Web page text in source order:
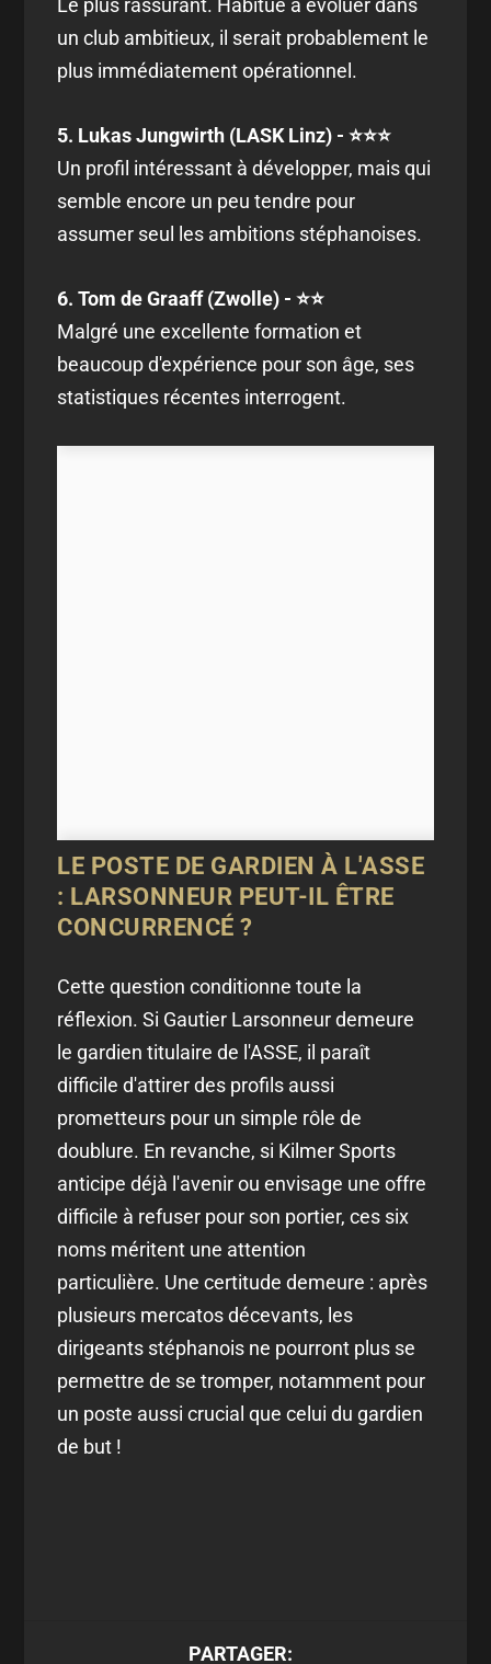
Le plus rassurant. Habitué à évoluer dans
un club ambitieux, il serait probablement le
plus immédiatement opérationnel.
5. Lukas Jungwirth (LASK Linz) - ⭐⭐⭐
Un profil intéressant à développer, mais qui
semble encore un peu tendre pour
assumer seul les ambitions stéphanoises.
6. Tom de Graaff (Zwolle) - ⭐⭐
Malgré une excellente formation et
beaucoup d'expérience pour son âge, ses
statistiques récentes interrogent.
LE POSTE DE GARDIEN À L'ASSE
: LARSONNEUR PEUT-IL ÊTRE
CONCURRENCÉ ?
Cette question conditionne toute la
réflexion. Si Gautier Larsonneur demeure
le gardien titulaire de l'ASSE, il paraît
difficile d'attirer des profils aussi
prometteurs pour un simple rôle de
doublure. En revanche, si Kilmer Sports
anticipe déjà l'avenir ou envisage une offre
difficile à refuser pour son portier, ces six
noms méritent une attention
particulière. Une certitude demeure : après
plusieurs mercatos décevants, les
dirigeants stéphanois ne pourront plus se
permettre de se tromper, notamment pour
un poste aussi crucial que celui du gardien
de but !
PARTAGER: